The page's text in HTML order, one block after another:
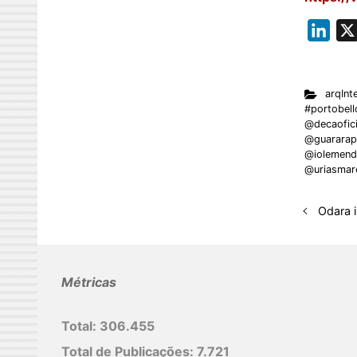
k
e
d
I
Odara
Métricas
Total: 306.455
Total de Publicações: 7.721